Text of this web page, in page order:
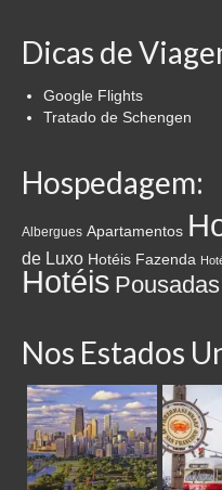
Dicas de
Google Flights
Tratado de Schengen
Hospedagem:
Albergues Apartamentos
de Luxo Hotéis Fazenda
Hotéis Pousadas
Nos Estados